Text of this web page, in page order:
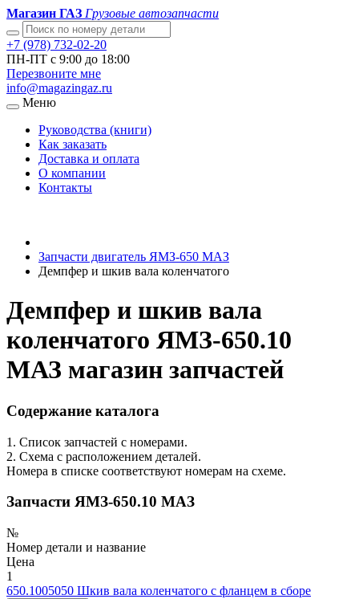
Магазин ГАЗ Грузовые автозапчасти
+7 (978) 732-02-20
ПН-ПТ с 9:00 до 18:00
Перезвоните мне
info@magazingaz.ru
Меню
Руководства (книги)
Как заказать
Доставка и оплата
О компании
Контакты
Запчасти двигатель ЯМЗ-650 МАЗ
Демпфер и шкив вала коленчатого
Демпфер и шкив вала
коленчатого ЯМЗ-650.10
МАЗ магазин запчастей
Содержание каталога
1. Список запчастей с номерами.
2. Схема с расположением деталей.
Номера в списке соответствуют номерам на схеме.
Запчасти ЯМЗ-650.10 МАЗ
№
Номер детали и название
Цена
1
650.1005050 Шкив вала коленчатого с фланцем в сборе